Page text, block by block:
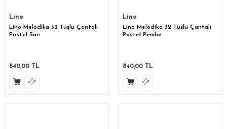
Lino
Lino Melodika 32 Tuşlu Çantalı
Pastel Sarı
840,00 TL
Lino
Lino Melodika 32 Tuşlu Çantalı
Pastel Pembe
840,00 TL